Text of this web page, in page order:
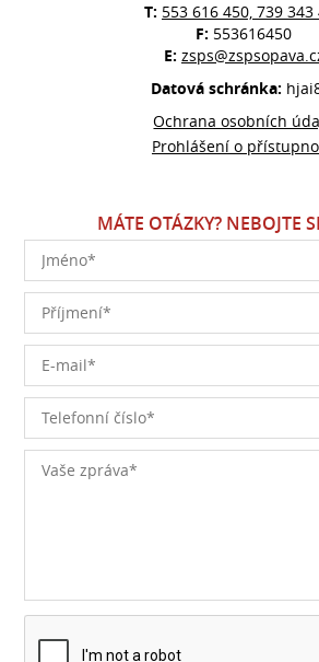
T: 553 616 450, 739 343
F: 553616450
E:
Datová schránka:
Ochrana osobních
Prohlášení o
MÁTE OTÁZKY? NEBOJTE